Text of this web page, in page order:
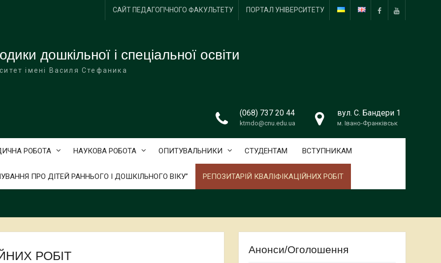
Пункт
Пункт
САЙТ ПЕДАГОГІЧНОГО ФАКУЛЬТЕТУ ПОРТАЛ УНІВЕРСИТЕТУ
дошкільної і спеціальної освіти
імені Василя Стефаника
(068) 737 20 44
ktmdo@cnu.edu.ua
вул. С. Бандери 1
м. Івано-Франківськ
РОБОТА НАУКОВА РОБОТА ОПИТУВАЛЬНИКИ СТУДЕНТАМ ВСТУПНИКАМ
ПРО ДІТЕЙ РАННЬОГО І ДОШКІЛЬНОГО ВІКУ” РЕПОЗИТАРІЙ КВАЛІФІКАЦІЙНИХ РОБІТ
РОБІТ Анонси/Оголошення